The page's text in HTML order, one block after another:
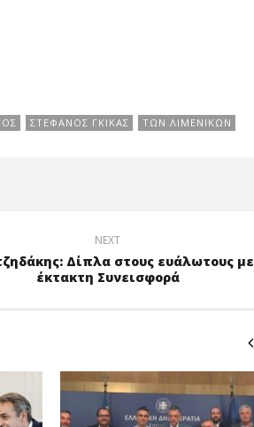
ΣΤΈΦΑΝΟΣ ΓΚΊΚΑΣ ΤΩΝ ΛΙΜΕΝΙΚΏΝ
NEXT
Δίπλα στους ευάλωτους με
έκτακτη Συνεισφορά